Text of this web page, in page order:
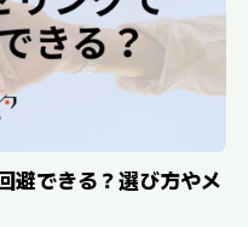
避できる？選び方やメ